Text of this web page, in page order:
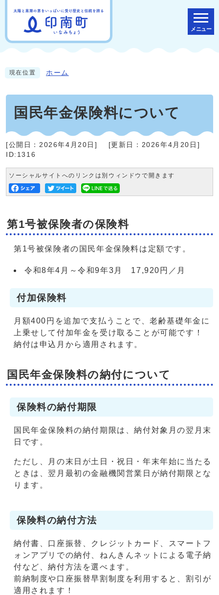
メニュー
現在位置 ホーム
国民年金保険料について
[公開日： 2026年4月20日 ] [更新日： 2026年4月20日 ]
ID:1316
ソーシャルサイトへのリンクは別ウィンドウで開きます
第1号被保険者の保険料
第1号被保険者の国民年金保険料は定額です。
令和8年4月～令和9年3月 17,920円／月
付加保険料
月額400円を追加で支払うことで、老齢基礎年金に
上乗せして付加年金を受け取ることが可能です！
納付は申込月から適用されます。
国民年金保険料の納付について
保険料の納付期限
国民年金保険料の納付期限は、納付対象月の翌月末
日です。
ただし、月の末日が土日・祝日・年末年始に当たる
ときは、翌月最初の金融機関営業日が納付期限とな
ります。
保険料の納付方法
納付書、口座振替、クレジットカード、スマートフ
ォンアプリでの納付、ねんきんネットによる電子納
付など、納付方法を選べます。
前納制度や口座振替早割制度を利用すると、割引が
適用されます！